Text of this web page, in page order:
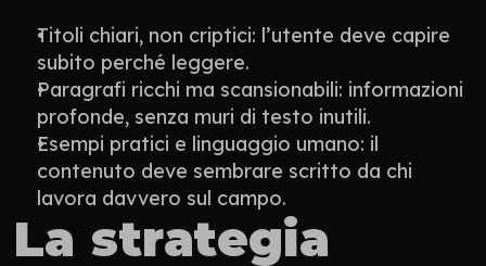
Titoli chiari, non criptici: l’utente deve capire
subito perché leggere.
Paragrafi ricchi ma scansionabili: informazioni
profonde, senza muri di testo inutili.
Esempi pratici e linguaggio umano: il
contenuto deve sembrare scritto da chi
lavora davvero sul campo.
La strategia